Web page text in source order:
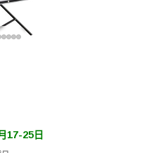
Bi-Color Flexible
17-25日